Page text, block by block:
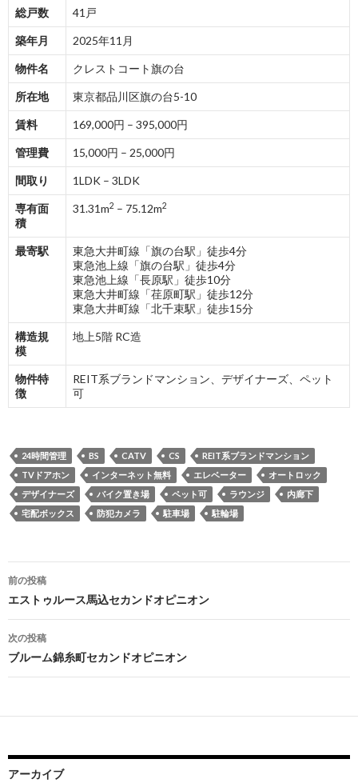
総戸数 41戸
築年月 2025年11月
物件名 クレストコート旗の台
所在地 東京都品川区旗の台5-10
賃料 169,000円 – 395,000円
管理費 15,000円 – 25,000円
間取り 1LDK – 3LDK
専有面
積
31.31m2 – 75.12m2
最寄駅
東急大井町線「旗の台駅」徒歩4分
東急池上線「旗の台駅」徒歩4分
東急池上線「長原駅」徒歩10分
東急大井町線「荏原町駅」徒歩12分
東急大井町線「北千束駅」徒歩15分
構造規
模
地上5階 RC造
物件特
徴
REIT系ブランドマンション、デザイナーズ、ペット
可
24時間管理 BS CATV CS
REIT系ブランドマンション
TVドアホン
インターネット無料 エレベーター
オートロック
デザイナーズ
バイク置き場 ペット可 ラウンジ
内廊下
宅配ボックス
防犯カメラ 駐車場 駐輪場
投
稿
ナ
ビ
ゲ
ー
ョ
前の投稿
エストゥルース馬込セカンドオピニオン
次の投稿
ブルーム錦糸町セカンドオピニオン
アーカイブ